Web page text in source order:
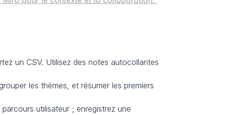
un CSV. Utilisez des notes autocollantes
les thèmes, et résumer les premiers
utilisateur ; enregistrez une